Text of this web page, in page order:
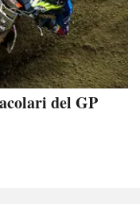
del GP